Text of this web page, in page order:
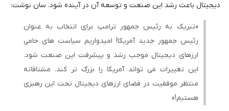
دیجیتال باعث رشد این صنعت و توسعه آن در آینده شود. سان نوشت:
«تبریک به رئیس جمهور ترامپ برای انتخاب به عنوان
رئیس جمهور جدید آمریکا! امیدواریم سیاست های حامی
ارزهای دیجیتال موجب رشد و پیشرفت این صنعت شود.
این تغییرات می تواند آمریکا را بزرگ تر کند. مشتاقانه
منتظر موفقیت در فضای ارزهای دیجیتال تحت این رهبری
هستیم!»